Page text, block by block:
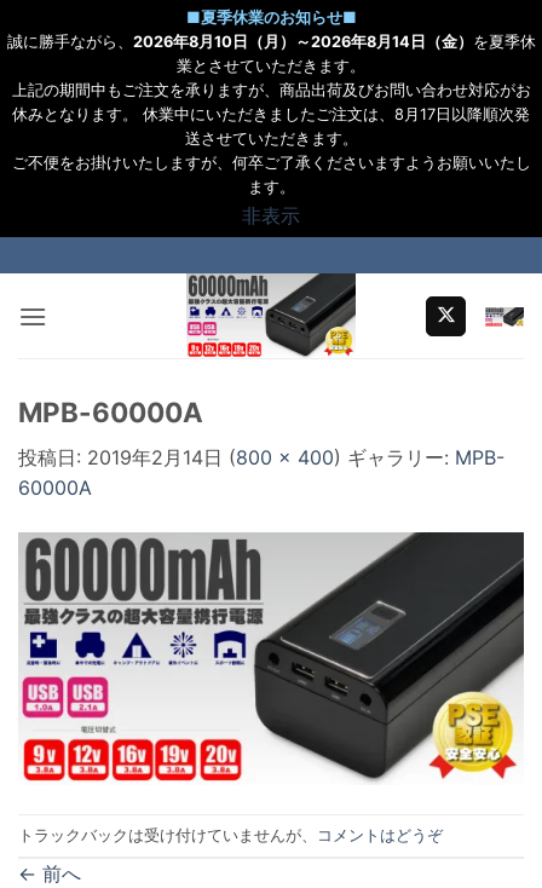
■夏季休業のお知らせ■
誠に勝手ながら、 2026年8月10日（月）～2026年8月14日（金） を夏季休
業とさせていただきます。
上記の期間中もご注文を承りますが、商品出荷及びお問い合わせ対応がお
休みとなります。 休業中にいただきましたご注文は、8月17日以降順次発
送させていただきます。
ご不便をお掛けいたしますが、何卒ご了承くださいますようお願いいたし
ます。
非表示
to
content
MPB-60000A
投稿日: 2019年2月14日 (800 × 400) ギャラリー: MPB-
60000A
トラックバックは受け付けていませんが、 コメントはどうぞ
← 前へ